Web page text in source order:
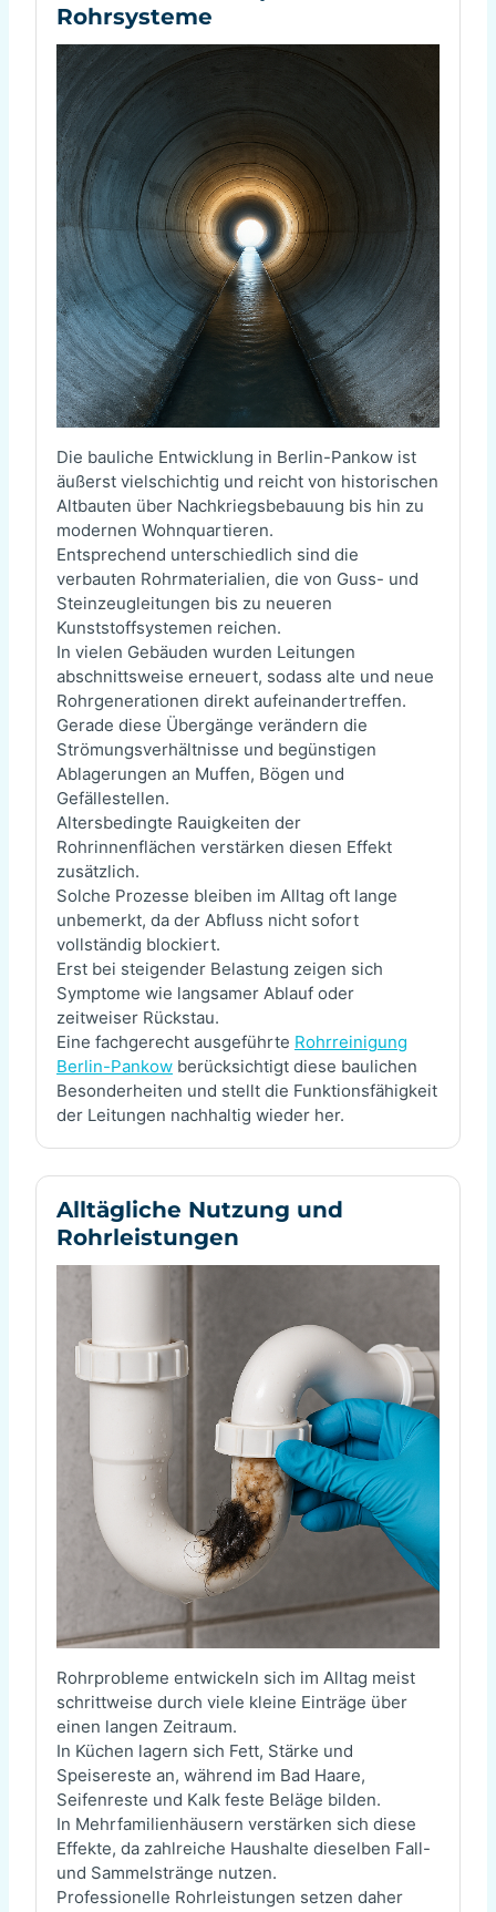
Rohrsysteme
Die bauliche Entwicklung in Berlin-Pankow ist
äußerst vielschichtig und reicht von historischen
Altbauten über Nachkriegsbebauung bis hin zu
modernen Wohnquartieren.
Entsprechend unterschiedlich sind die
verbauten Rohrmaterialien, die von Guss- und
Steinzeugleitungen bis zu neueren
Kunststoffsystemen reichen.
In vielen Gebäuden wurden Leitungen
abschnittsweise erneuert, sodass alte und neue
Rohrgenerationen direkt aufeinandertreffen.
Gerade diese Übergänge verändern die
Strömungsverhältnisse und begünstigen
Ablagerungen an Muffen, Bögen und
Gefällestellen.
Altersbedingte Rauigkeiten der
Rohrinnenflächen verstärken diesen Effekt
zusätzlich.
Solche Prozesse bleiben im Alltag oft lange
unbemerkt, da der Abfluss nicht sofort
vollständig blockiert.
Erst bei steigender Belastung zeigen sich
Symptome wie langsamer Ablauf oder
zeitweiser Rückstau.
Eine fachgerecht ausgeführte Rohrreinigung
Berlin-Pankow berücksichtigt diese baulichen
Besonderheiten und stellt die Funktionsfähigkeit
der Leitungen nachhaltig wieder her.
Alltägliche Nutzung und
Rohrleistungen
Rohrprobleme entwickeln sich im Alltag meist
schrittweise durch viele kleine Einträge über
einen langen Zeitraum.
In Küchen lagern sich Fett, Stärke und
Speisereste an, während im Bad Haare,
Seifenreste und Kalk feste Beläge bilden.
In Mehrfamilienhäusern verstärken sich diese
Effekte, da zahlreiche Haushalte dieselben Fall-
und Sammelstränge nutzen.
Professionelle Rohrleistungen setzen daher